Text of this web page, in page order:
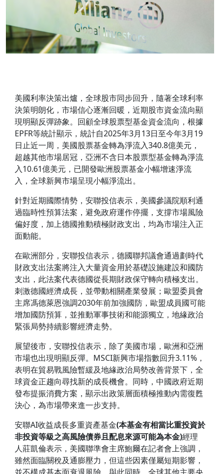
美國利率決策出爐，全球股市同步回升，隨著全球利率
決策明朗化，市場信心逐漸回暖，近期股市資金流向顯
現明顯反彈跡象。回顧全球股票型基金資金流向，根據
EPFR等統計顯示，統計自2025年3月13日至今年3月19
日止近一周，美國股票基金轉為淨流入340.8億美元，
超越其他市場居冠，亞洲不含日本股票型基金轉為淨流
入10.61億美元，已開發歐洲股票基金小幅增速淨流
入，全球新興市場呈現小幅淨流出。
針對近期國際情勢，安聯投信表示，美國參議院順利通
過臨時性預算法案，避免政府運作停擺，支撐市場風險
偏好度，加上德國推動積極財政支出，均為市場注入正
面動能。
在歐洲部分，安聯投信表示，德國聯邦議會通過劃時代
財政支出法案將注入大量資金用於基礎設施建設和國防
支出，此法案代表德國從長期財政保守轉向積極支出。
刺激德國經濟成長，並帶動相關產業發展；歐盟委員會
主席馮德萊恩強調2030年前加強國防，歐盟成員國可能
增加國防預算，並推動軍事技術和能源獨立，地緣政治
緊張局勢持續影響經濟走勢。
展望後市，安聯投信表示，除了美國市場，歐洲和亞洲
市場也出現明顯反彈。MSCI新興市場指數回升3.11%，
表明在貿易戰風險暫緩及地緣政治局勢改善背景下，全
球資金正趨向尋找新的成長機會。同時，中國政府近期
發布提振消費方案，顯示出政策層面積極推動內需復甦
決心，為市場帶來進一步支持。
安聯AI收益成長多重資產基金(本基金有相當比重投資於
非投資等級之高風險債券且配息來源可能為本金)經理
人莊凱倫表示，美國聯準會主席鮑爾在記者會上強調，
雖然面臨關稅及通膨壓力，但這些因素僅屬短期影響，